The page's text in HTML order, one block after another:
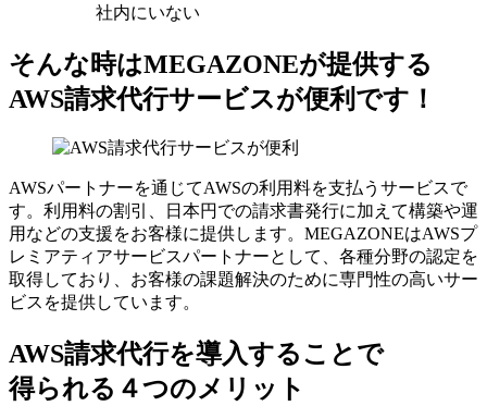
社内にいない
そんな時はMEGAZONEが提供する
AWS請求代行サービスが便利です！
AWSパートナーを通じてAWSの利用料を支払うサービスで
す。利用料の割引、日本円での請求書発行に加えて構築や運
用などの支援をお客様に提供します。MEGAZONEはAWSプ
レミアティアサービスパートナーとして、各種分野の認定を
取得しており、お客様の課題解決のために専門性の高いサー
ビスを提供しています。
AWS請求代行を導入することで
得られる４つのメリット